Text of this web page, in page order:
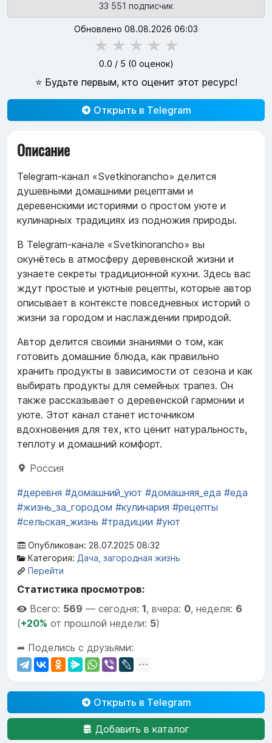
33 551 подписчик
Обновлено 08.08.2026 06:03
★ ★ ★ ★ ★
0.0 / 5 (0 оценок)
⭐ Будьте первым, кто оценит этот ресурс!
Открыть в Telegram
Описание
Telegram‑канал «Svetkinorancho» делится
душевными домашними рецептами и
деревенскими историями о простом уюте и
кулинарных традициях из подножия природы.
В Telegram-канале «Svetkinorancho» вы
окунётесь в атмосферу деревенской жизни и
узнаете секреты традиционной кухни. Здесь вас
ждут простые и уютные рецепты, которые автор
описывает в контексте повседневных историй о
жизни за городом и наслаждении природой.
Автор делится своими знаниями о том, как
готовить домашние блюда, как правильно
хранить продукты в зависимости от сезона и как
выбирать продукты для семейных трапез. Он
также рассказывает о деревенской гармонии и
уюте. Этот канал станет источником
вдохновения для тех, кто ценит натуральность,
теплоту и домашний комфорт.
Россия
#деревня #домашний_уют #домашняя_еда #еда
#жизнь_за_городом #кулинария #рецепты
#сельская_жизнь #традиции #уют
Опубликован: 28.07.2025 08:32
Категория: Дача, загородная жизнь
Перейти
Статистика просмотров:
Всего: 569 — сегодня: 1, вчера: 0, неделя: 6
(+20% от прошлой недели: 5)
➦ Поделись с друзьями:
Открыть в Telegram
Добавить в каталог